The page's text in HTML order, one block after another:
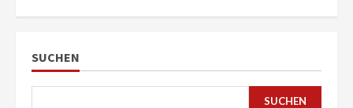
SUCHEN
SUCHEN